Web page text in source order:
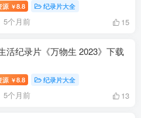
源 ￥8.8 纪录片大全
5个月前 15
活纪录片《万物生 2023》下载
源 ￥8.8 纪录片大全
5个月前 13